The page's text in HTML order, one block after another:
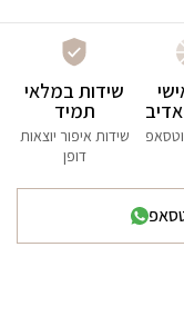
שידות במלאי
תמיד
שידות איפור יוצאות
דופן